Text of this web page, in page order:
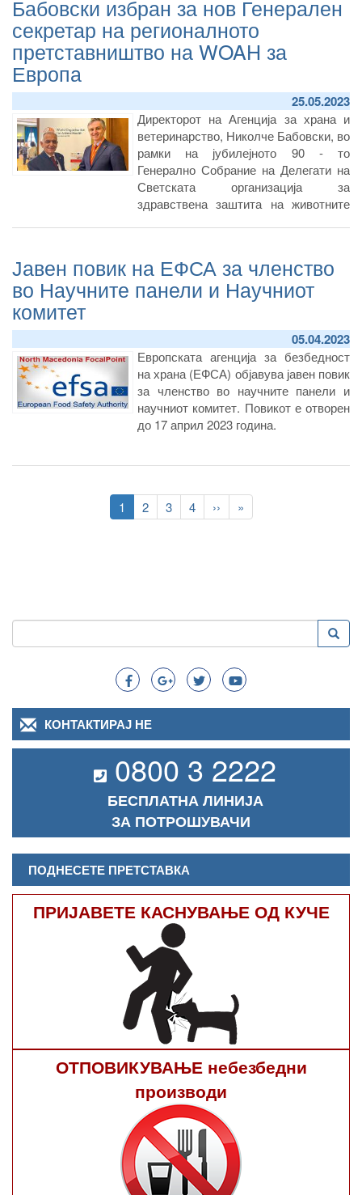
воспоставување на мониторинг на
присуство на Африканска чума кај
дивите свињи, изготвување
апликација за пријавување на угинати
Бабовски избран за нов Генерален
секретар на регионалното
претставништво на WOAH за
Европа
25.05.2023
Директорот на Агенција за храна и
ветеринарство, Николче Бабовски, во
рамки на јубилејното 90 - то
Генерално Собрание на Делегати на
Светската организација за
здравствена заштита на животните
секретар на регионалното
претставништво на WOAH за Европа
кое е надлежно за вкупно 53 држави.
Јавен повик на ЕФСА за членство
во Научните панели и Научниот
комитет
05.04.2023
Европската агенција за безбедност
на храна (ЕФСА) објавува јавен повик
за членство во научните панели и
научниот комитет. Повикот е отворен
до 17 април 2023 година.
Current
page
1 Page
2 Page
3 Page
4
Следна
страна
››
Last
page
»
Search
Пребарување
КОНТАКТИРАЈ НЕ
0800 3 2222
БЕСПЛАТНА ЛИНИЈА
ЗА ПОТРОШУВАЧИ
ПОДНЕСЕТЕ ПРЕТСТАВКА
ПРИЈАВЕТЕ КАСНУВАЊЕ ОД КУЧЕ
ОТПОВИКУВАЊЕ небезбедни
производи